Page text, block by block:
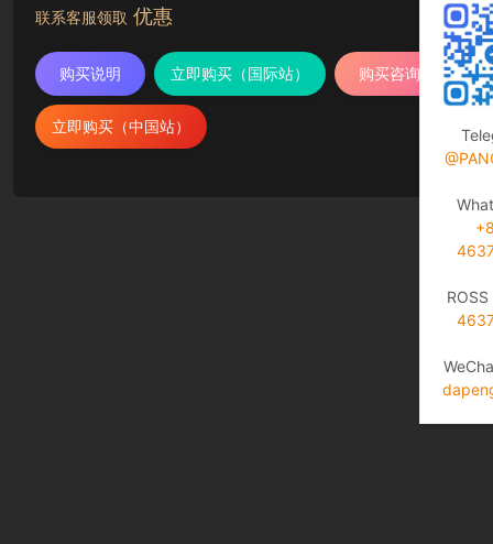
联系客服领取 优惠
购买说明 立即购买（国际站） 购买咨询
立即购买（中国站）